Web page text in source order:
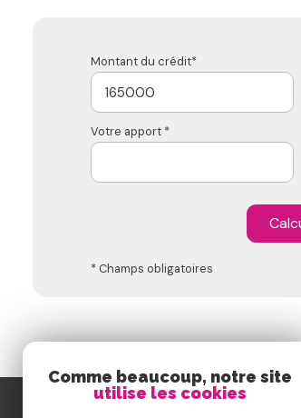
Montant du crédit*
Votre apport *
* Champs obligatoires
Comme beaucoup, notre site
utilise les cookies